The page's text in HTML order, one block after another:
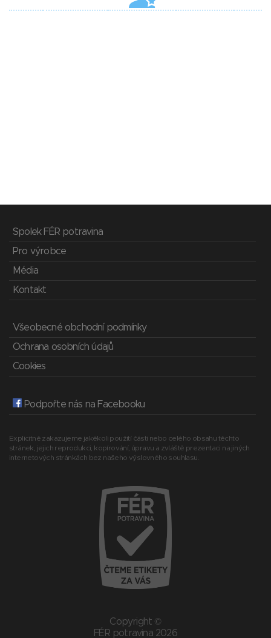
Spolek FÉR potravina
Pro výrobce
Média
Kontakt
Všeobecné obchodní podmínky
Ochrana osobních údajů
Cookies
Podpořte nás na Facebooku
Explicitně zakazujeme jakékoli použití části nebo celého obsahu těchto
stránek, jejich reprodukci, kopírování, úpravu a zvláště prezentaci na jiných
internetových stránkách bez našeho výslovného souhlasu.
Copyright ©
FÉR potravina 2026